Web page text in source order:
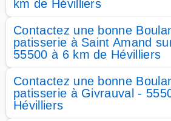
km de Hévilliers
Contactez une bonne
patisserie à Saint Amand
55500 à 6 km de Hévilliers
Contactez une bonne
patisserie à Givrauval -
Hévilliers